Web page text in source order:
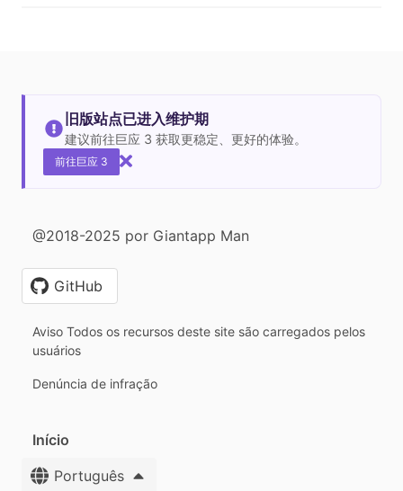
旧版站点已进入维护期
建议前往巨应 3 获取更稳定、更好的体验。
前往巨应 3
@2018-2025 por Giantapp Man
GitHub
Aviso Todos os recursos deste site são carregados pelos
usuários
Denúncia de infração
Início
Português